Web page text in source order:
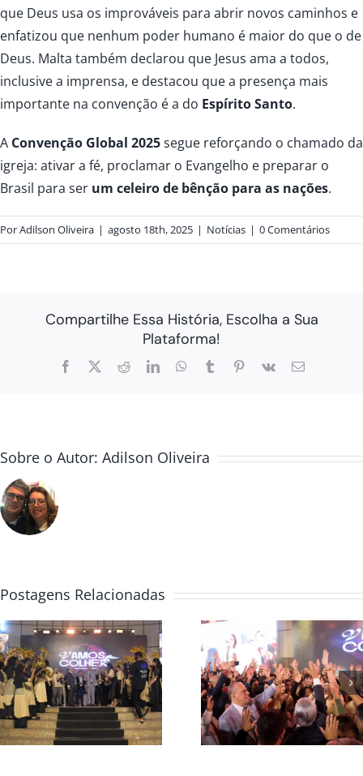
que Deus usa os improváveis para abrir novos caminhos e
enfatizou que nenhum poder humano é maior do que o de
Deus. Malta também declarou que Jesus ama a todos,
inclusive a imprensa, e destacou que a presença mais
importante na convenção é a do Espírito Santo.
A Convenção Global 2025segue reforçando o chamado da
igreja: ativar a fé, proclamar o Evangelho e preparar o
Brasil para ser um celeiro de bênção para as nações.
PorAdilson Oliveira | agosto 18th, 2025 | Notícias | 0 Comentários
Compartilhe Essa História, Escolha a Sua
Plataforma!
Facebook
X RedditLinkedInWhatsApp
TumblrPinterest
Vk
E-
Sobre o Autor: Adilson Oliveira
Postagens Relacionadas
Casa da Bênção
abre Convenção
Global 2025
Missão
Quando o
Chamado
Mais Alto